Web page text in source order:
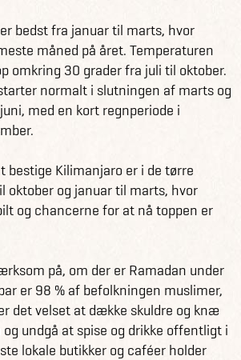
Ngorongoro, Serengeti og Lake
særpræg og vil give dig nogle af de
i Tanzania.
største inaktive vulkankrater og et
Ngorongoro er 20 kilometer i
meter dybt. I bunden af krateret
næsehorn, løvefamilier, flodheste,
zebraer, hyæner og geparder.
dækker et areal på næsten
perfekte sted for at opleve de store
for at se løver og andre store
nationalparken vil du komme til at
som blandt andet tæller flodheste,
løver og mange flere.
bedst fra januar til marts, hvor
måned på året. Temperaturen
omkring 30 grader fra juli til oktober.
normalt i slutningen af marts og
med en kort regnperiode i
bestige Kilimanjaro er i de tørre
oktober og januar til marts, hvor
og chancerne for at nå toppen er
på, om der er Ramadan under
er 98 % af befolkningen muslimer,
det velset at dække skuldre og knæ
undgå at spise og drikke offentligt i
lokale butikker og caféer holder